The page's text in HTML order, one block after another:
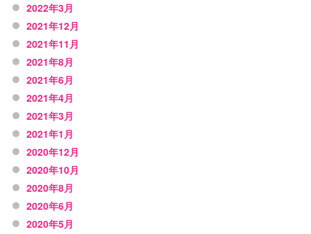
2022年3月
2021年12月
2021年11月
2021年8月
2021年6月
2021年4月
2021年3月
2021年1月
2020年12月
2020年10月
2020年8月
2020年6月
2020年5月